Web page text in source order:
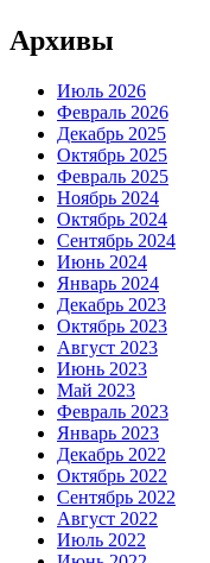
Архивы
Июль 2026
Февраль 2026
Декабрь 2025
Октябрь 2025
Февраль 2025
Ноябрь 2024
Октябрь 2024
Сентябрь 2024
Июнь 2024
Январь 2024
Декабрь 2023
Октябрь 2023
Август 2023
Июнь 2023
Май 2023
Февраль 2023
Январь 2023
Декабрь 2022
Октябрь 2022
Сентябрь 2022
Август 2022
Июль 2022